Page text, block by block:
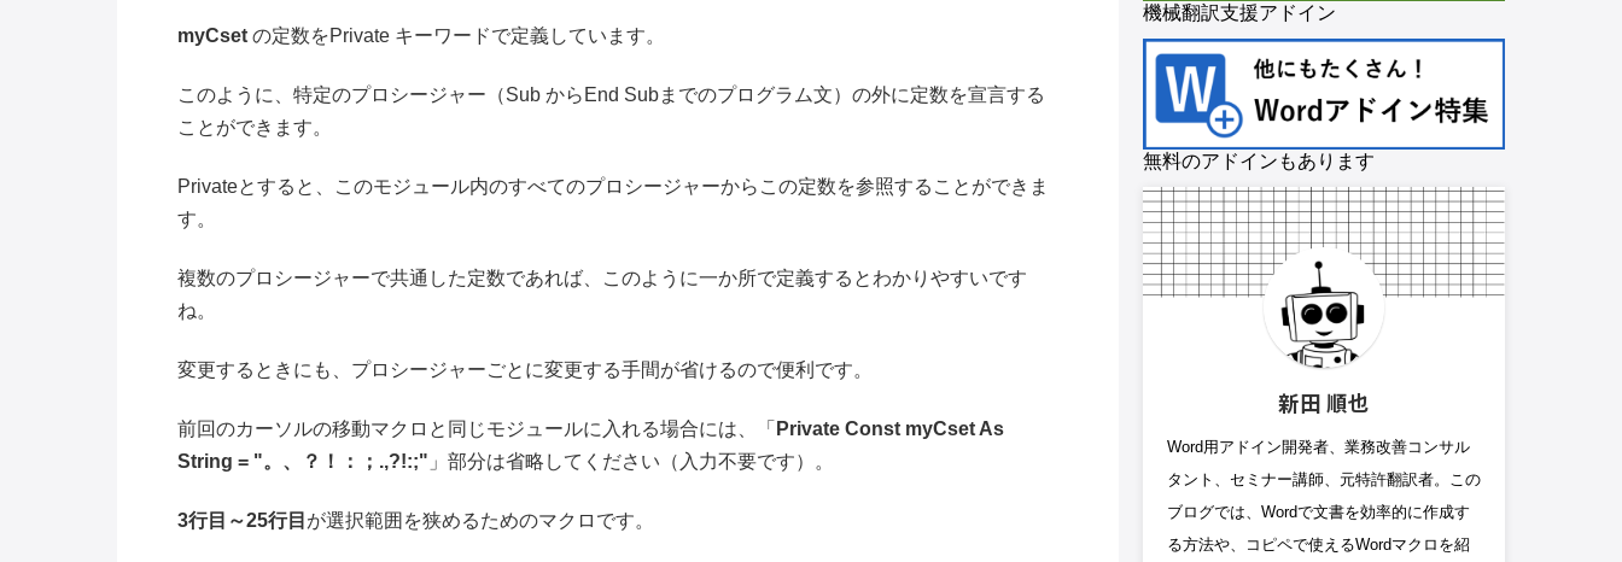
myCset の定数をPrivate キーワードで定義しています。
このように、特定のプロシージャー（Sub からEnd Subまでのプログラム文）の外に定数を宣言する
ことができます。
Privateとすると、このモジュール内のすべてのプロシージャーからこの定数を参照することができま
す。
複数のプロシージャーで共通した定数であれば、このように一か所で定義するとわかりやすいです
ね。
変更するときにも、プロシージャーごとに変更する手間が省けるので便利です。
前回のカーソルの移動マクロと同じモジュールに入れる場合には、「 Private Const myCset As
String = "。、？！：；.,?!:;" 」部分は省略してください（入力不要です）。
3行目～25行目 が選択範囲を狭めるためのマクロです。
機械翻訳支援アドイン
無料のアドインもあります
新田 順也
Word用アドイン開発者、業務改善コンサル
タント、セミナー講師、元特許翻訳者。この
ブログでは、Wordで文書を効率的に作成す
る方法や、コピペで使えるWordマクロを紹